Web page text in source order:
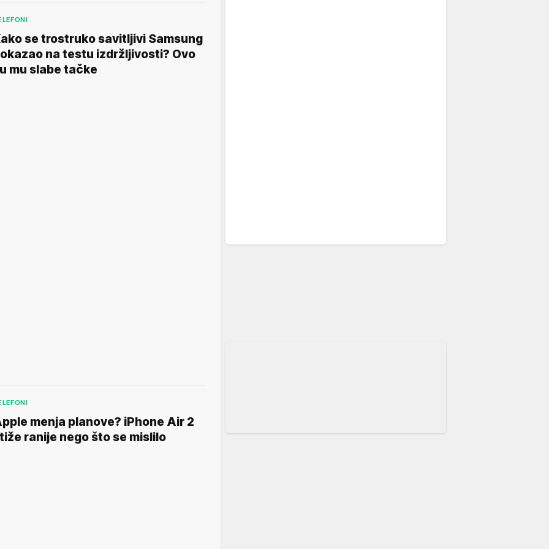
se trostruko savitljivi Samsung
na testu izdržljivosti? Ovo
mu slabe tačke
menja planove? iPhone Air 2
ranije nego što se mislilo